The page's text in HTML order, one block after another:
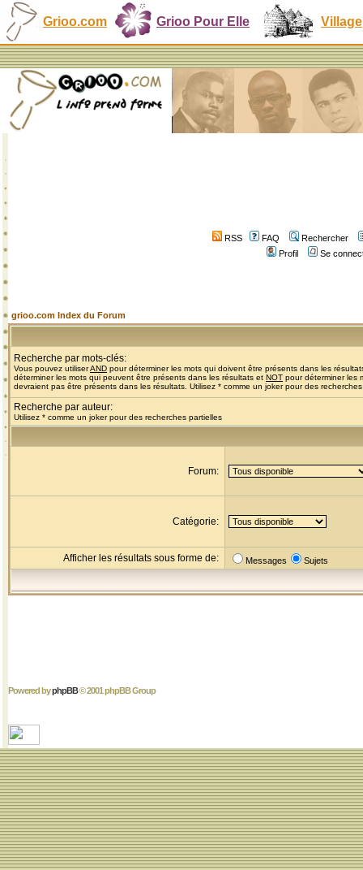
Grioo.com Grioo Pour Elle Village
RSS FAQ
Rechercher
Profil
Se
grioo.com Index du Forum
Recherche par mots-clés:
Vous pouvez utiliserAND pour déterminer les mots qui doivent être présents dans les
déterminer les mots qui peuvent être présents dans les résultats et NOT pour déterminer les
devraient pas être présents dans les résultats. Utilisez * comme un joker pour des
Recherche par auteur:
Utilisez * comme un joker pour des recherches partielles
Forum:
Catégorie:
Afficher les résultats sous forme de: Messages Sujets
Powered byphpBB© 2001 phpBB Group